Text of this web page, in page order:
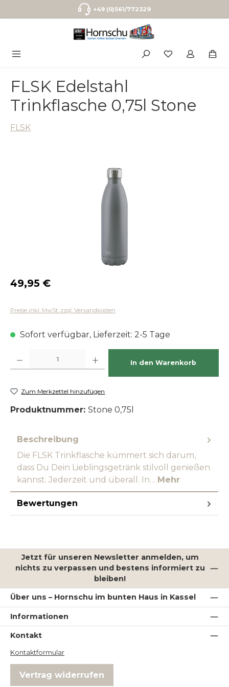
Zum Hauptinhalt springen+49 (0)561/772329
FLSK Edelstahl
Trinkflasche 0,75l Stone
FLSK
Regulärer Preis:
49,95 €
Preise inkl. MwSt. zzgl. Versandkosten
Sofort verfügbar, Lieferzeit: 2-5 Tage
In den Warenkorb
Zum Merkzettel hinzufügen
Produktnummer: Stone 0,75l
Beschreibung
Die FLSK Trinkflasche kümmert sich darum,
dass Du Dein Lieblingsgetränk stilvoll genießen
kannst. Jederzeit und überall. In… Mehr
Bewertungen
Jetzt für unseren Newsletter anmelden, um
nichts zu verpassen und bestens informiert zu
bleiben!
Über uns – Hornschu im bunten Haus in Kassel
Informationen
Kontakt
Kontaktformular
Vertrag widerrufen